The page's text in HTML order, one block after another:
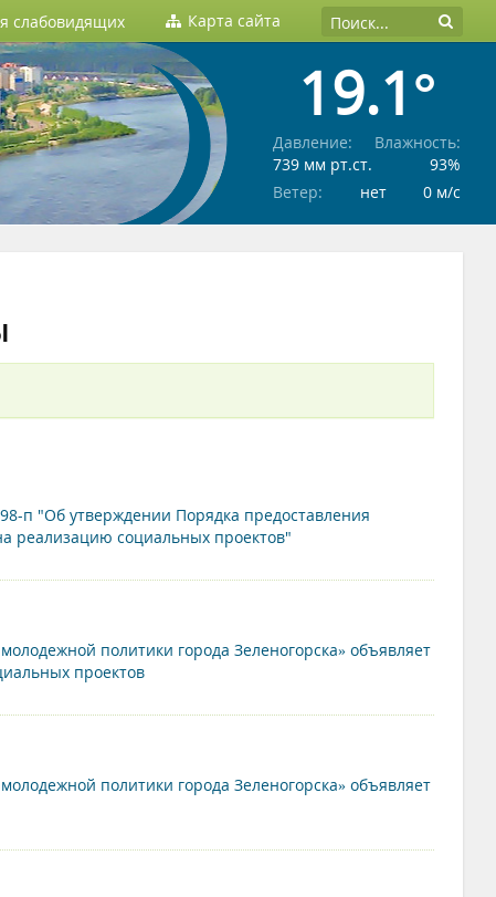
слабовидящих Карта сайта
19.1°
Давление:
739 мм рт.ст.
Влажность:
93%
Ветер:
нет 0 м/c
п "Об утверждении Порядка предоставления
реализацию социальных проектов"
политики города Зеленогорска» объявляет
проектов
политики города Зеленогорска» объявляет